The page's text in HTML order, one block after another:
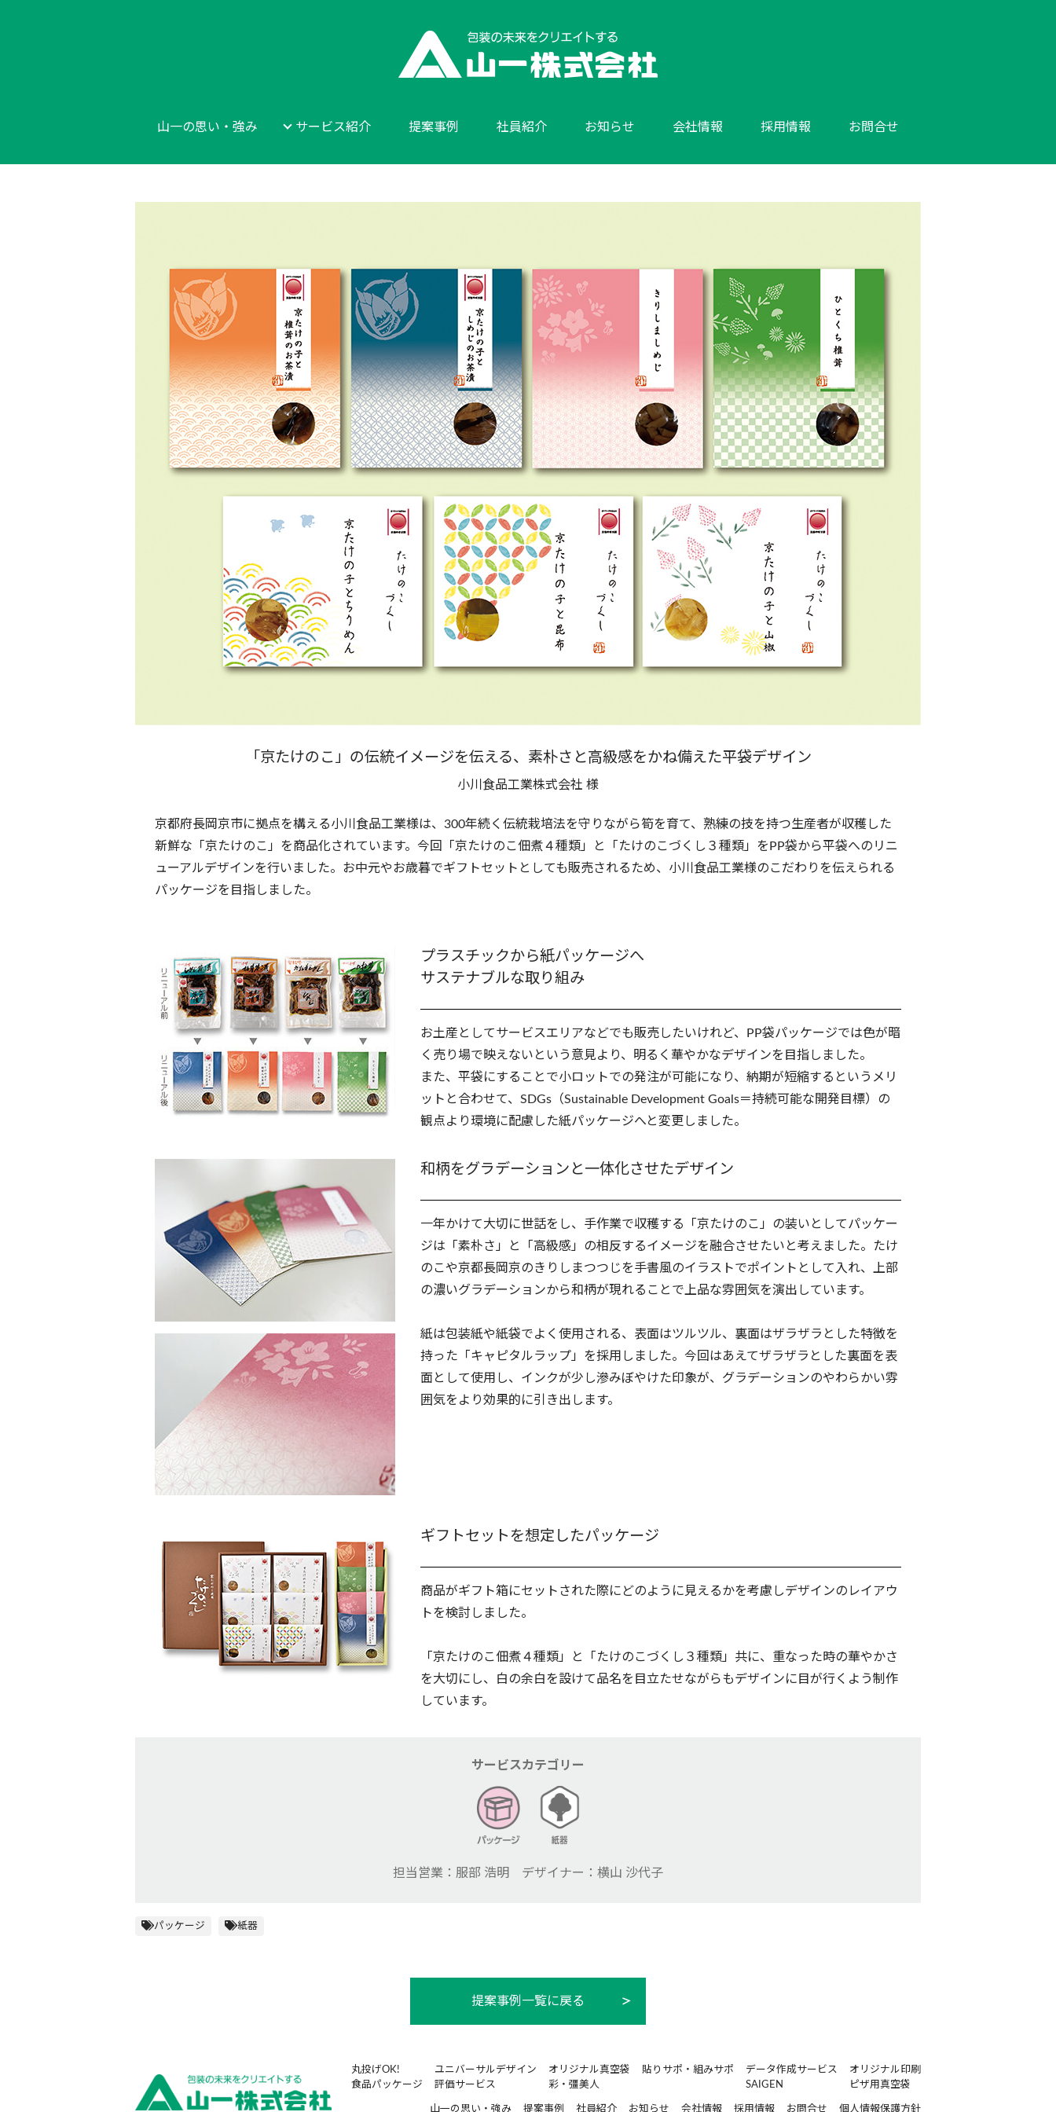
山一の思い・強み サービス紹介 提案事例 社員紹介 お知らせ 会社情報 採用情報 お問合せ
「京たけのこ」の伝統イメージを伝える、素朴さと高級感をかね備えた平袋デザイン
小川食品工業株式会社 様
京都府長岡京市に拠点を構える小川食品工業様は、300年続く伝統栽培法を守りながら筍を育て、熟練の技を持つ生産者が収穫した
新鮮な「京たけのこ」を商品化されています。今回「京たけのこ佃煮４種類」と「たけのこづくし３種類」をPP袋から平袋へのリニ
ューアルデザインを行いました。お中元やお歳暮でギフトセットとしても販売されるため、小川食品工業様のこだわりを伝えられる
パッケージを目指しました。
プラスチックから紙パッケージへ
サステナブルな取り組み
お土産としてサービスエリアなどでも販売したいけれど、PP袋パッケージでは色が暗
く売り場で映えないという意見より、明るく華やかなデザインを目指しました。
また、平袋にすることで小ロットでの発注が可能になり、納期が短縮するというメリ
ットと合わせて、SDGs（Sustainable Development Goals＝持続可能な開発目標）の
観点より環境に配慮した紙パッケージへと変更しました。
和柄をグラデーションと一体化させたデザイン
一年かけて大切に世話をし、手作業で収穫する「京たけのこ」の装いとしてパッケー
ジは「素朴さ」と「高級感」の相反するイメージを融合させたいと考えました。たけ
のこや京都長岡京のきりしまつつじを手書風のイラストでポイントとして入れ、上部
の濃いグラデーションから和柄が現れることで上品な雰囲気を演出しています。
紙は包装紙や紙袋でよく使用される、表面はツルツル、裏面はザラザラとした特徴を
持った「キャピタルラップ」を採用しました。今回はあえてザラザラとした裏面を表
面として使用し、インクが少し滲みぼやけた印象が、グラデーションのやわらかい雰
囲気をより効果的に引き出します。
ギフトセットを想定したパッケージ
商品がギフト箱にセットされた際にどのように見えるかを考慮しデザインのレイアウ
トを検討しました。
「京たけのこ佃煮４種類」と「たけのこづくし３種類」共に、重なった時の華やかさ
を大切にし、白の余白を設けて品名を目立たせながらもデザインに目が行くよう制作
しています。
サービスカテゴリー
担当営業：服部 浩明 デザイナー：横山 沙代子
パッケージ 紙器
提案事例一覧に戻る
丸投げOK!
食品パッケージ
ユニバーサルデザイン
評価サービス
オリジナル真空袋
彩・彊美人
貼りサポ・組みサポ
データ作成サービス
SAIGEN
オリジナル印刷
ピザ用真空袋
山一の思い・強み 提案事例 社員紹介 お知らせ 会社情報 採用情報 お問合せ 個人情報保護方針